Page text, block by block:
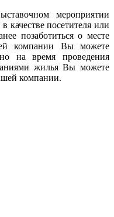
мероприятии
качестве посетителя или
позаботиться о месте
компании Вы можете
на время проведения
жилья Вы можете
компании.